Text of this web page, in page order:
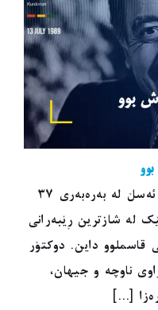
شار ڕەشپۆش بوو ناسر ساڵحی ئەسڵ لە بەرەبەری ٣٧
لە شازترین ڕێبەرانی
قاسملوو داین. دوکتۆر
ناوچە و جیهان،
[...]